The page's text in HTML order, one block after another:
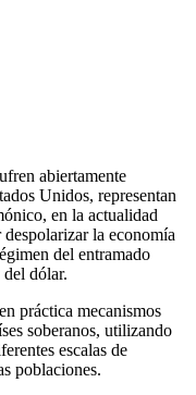
abiertamente
Unidos, representan
en la actualidad
la economía
del entramado
dólar.
práctica mecanismos
soberanos, utilizando
escalas de
poblaciones.